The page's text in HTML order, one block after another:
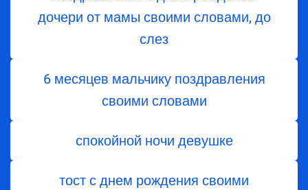
дочери от мамы своими словами, до
слез
6 месяцев мальчику поздравления
своими словами
спокойной ночи девушке
тост с днем ​​рождения своими